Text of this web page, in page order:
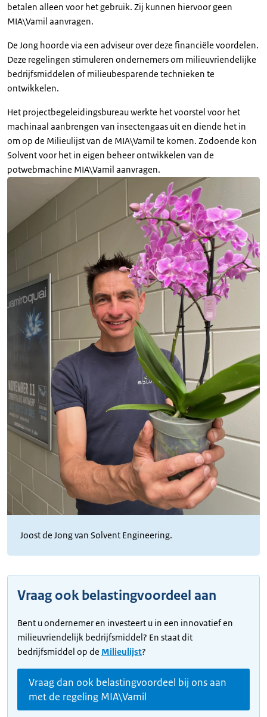
Joost de Jong van Solvent Engineering.
betalen alleen voor het gebruik. Zij kunnen hiervoor geen
MIA\Vamil aanvragen.
De Jong hoorde via een adviseur over deze financiële voordelen.
Deze regelingen stimuleren ondernemers om milieuvriendelijke
bedrijfsmiddelen of milieubesparende technieken te
ontwikkelen.
Het projectbegeleidingsbureau werkte het voorstel voor het
machinaal aanbrengen van insectengaas uit en diende het in
om op de Milieulijst van de MIA\Vamil te komen. Zodoende kon
Solvent voor het in eigen beheer ontwikkelen van de
potwebmachine MIA\Vamil aanvragen.
Vraag ook belastingvoordeel aan
Bent u ondernemer en investeert u in een innovatief en
milieuvriendelijk bedrijfsmiddel? En staat dit
bedrijfsmiddel op de Milieulijst?
Vraag dan ook belastingvoordeel bij ons aan
met de regeling MIA\Vamil